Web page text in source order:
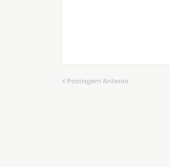
Postagem Anterior